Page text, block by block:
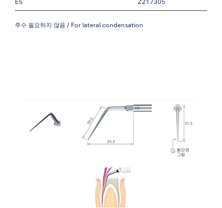
E5 Z217305
주수 필요하지 않음 / For lateral condensation